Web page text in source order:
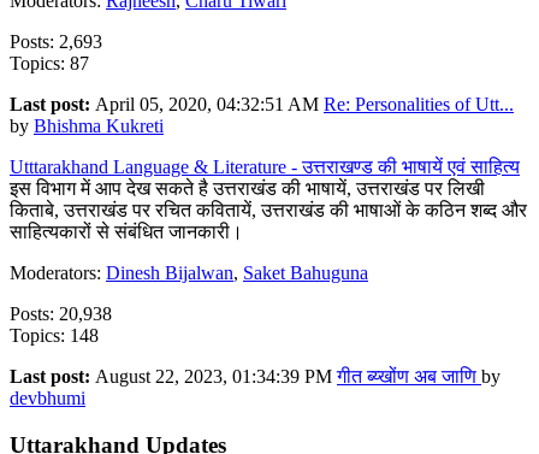
Posts: 2,693
Topics: 87
Last post: April 05, 2020, 04:32:51 AM Re: Personalities of Utt...
by Bhishma Kukreti
Utttarakhand Language & Literature - उत्तराखण्ड की भाषायें एवं साहित्य
इस विभाग में आप देख सकते है उत्तराखंड की भाषायें, उत्तराखंड पर लिखी
किताबे, उत्तराखंड पर रचित कवितायें, उत्तराखंड की भाषाओं के कठिन शब्द और
साहित्यकारों से संबंधित जानकारी।
Moderators: Dinesh Bijalwan, Saket Bahuguna
Posts: 20,938
Topics: 148
Last post: August 22, 2023, 01:34:39 PMगीत ब्य्खोंण अब जाणि by
devbhumi
Uttarakhand Updates